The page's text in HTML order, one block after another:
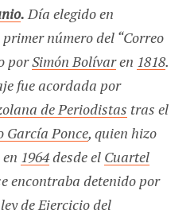
número del “
porSimón Bolívar en1818
fue acordada por
de Periodistas
García Ponce, quien hizo
en1964desde elCuartel
encontraba detenido por
de Ejercicio del